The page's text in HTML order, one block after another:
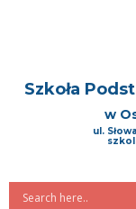
Szkoła
w
ul.